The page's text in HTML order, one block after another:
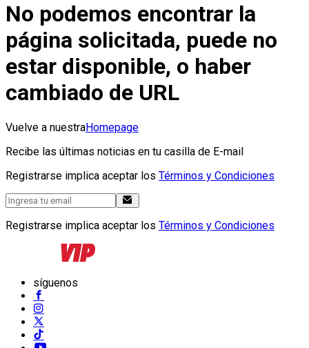
No podemos encontrar la
página solicitada, puede no
estar disponible, o haber
cambiado de URL
Vuelve a nuestraHomepage
Recibe las últimas noticias en tu casilla de E-mail
Registrarse implica aceptar los Términos y Condiciones
Registrarse implica aceptar los Términos y Condiciones
síguenos